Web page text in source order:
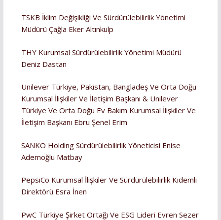
TSKB İklim Değişikliği Ve Sürdürülebilirlik Yönetimi
Müdürü Çağla Eker Altınkulp
THY Kurumsal Sürdürülebilirlik Yönetimi Müdürü
Deniz Dastan
Unilever Türkiye, Pakistan, Bangladeş Ve Orta Doğu
Kurumsal İlişkiler Ve İletişim Başkanı & Unilever
Türkiye Ve Orta Doğu Ev Bakım Kurumsal İlişkiler Ve
İletişim Başkanı Ebru Şenel Erim
SANKO Holding Sürdürülebilirlik Yöneticisi Enise
Ademoğlu Matbay
PepsiCo Kurumsal İlişkiler Ve Sürdürülebilirlik Kıdemli
Direktörü Esra İnen
PwC Türkiye Şirket Ortağı Ve ESG Lideri Evren Sezer